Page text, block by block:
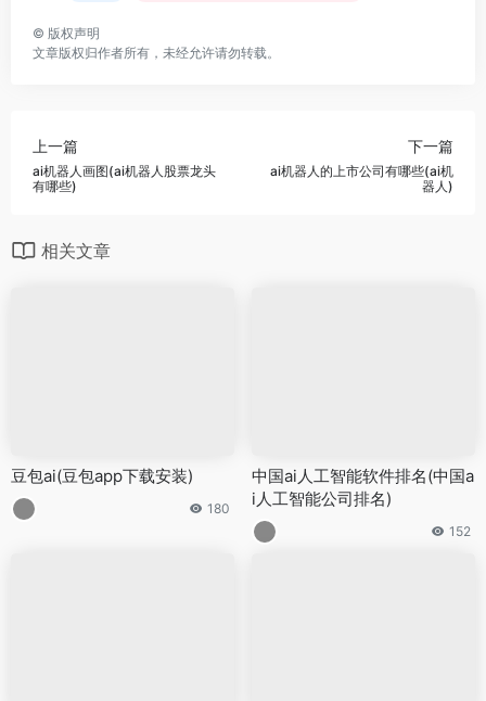
© 版权声明
文章版权归作者所有，未经允许请勿转载。
上一篇
ai机器人画图(ai机器人股票龙头
有哪些)
下一篇
ai机器人的上市公司有哪些(ai机
器人)
相关文章
豆包ai(豆包app下载安装)
180
中国ai人工智能软件排名(中国a
i人工智能公司排名)
152